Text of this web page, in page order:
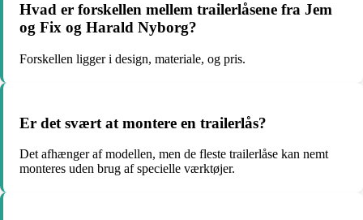
Hvad er forskellen mellem trailerlåsene fra Jem
og Fix og Harald Nyborg?
Forskellen ligger i design, materiale, og pris.
Er det svært at montere en trailerlås?
Det afhænger af modellen, men de fleste trailerlåse kan nemt
monteres uden brug af specielle værktøjer.